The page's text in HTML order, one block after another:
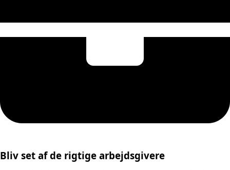
Bliv set af de rigtige arbejdsgivere